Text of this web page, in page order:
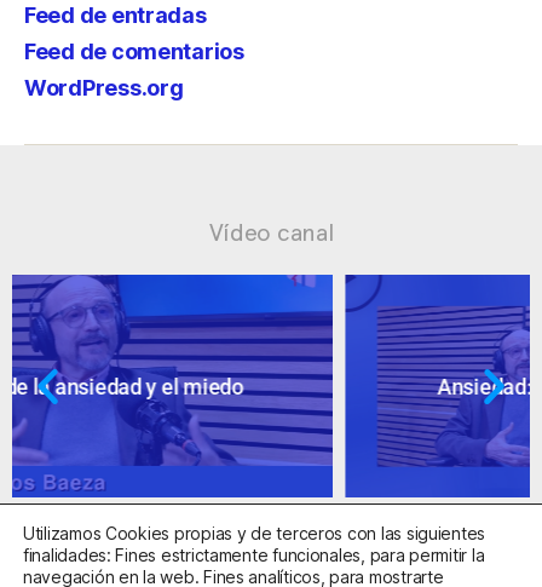
Feed de entradas
Feed de comentarios
WordPress.org
Vídeo canal
Ansiedad: supuestos cuestionables
Utilizamos Cookies propias y de terceros con las siguientes
finalidades: Fines estrictamente funcionales, para permitir la
navegación en la web. Fines analíticos, para mostrarte